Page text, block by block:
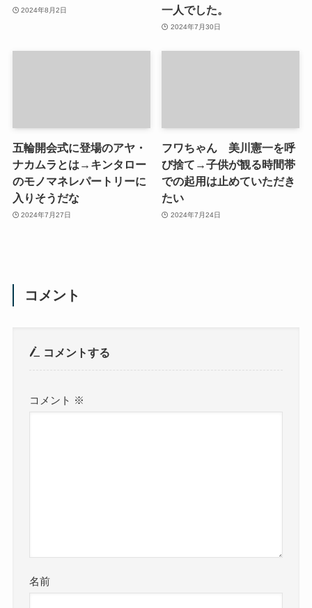
2024年8月2日 一人でした。
2024年7月30日
五輪開会式に登場のアヤ・
ナカムラとは→キンタロー
のモノマネレパートリーに
入りそうだな
2024年7月27日
フワちゃん 美川憲一を呼
び捨て→子供が観る時間帯
での起用は止めていただき
たい
2024年7月24日
コメント
コメントする
コメント ※
名前